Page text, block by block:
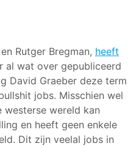
en Rutger Bregman, heeft
al wat over gepubliceerd
David Graeber deze term
jobs. Misschien wel
wereld kan
en heeft geen enkele
Dit zijn veelal jobs in